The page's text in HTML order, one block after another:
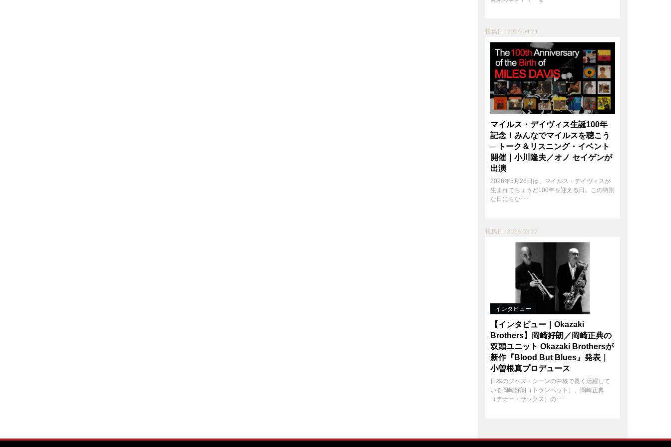
投稿日 : 2026.04.21
マイルス・デイヴィス生誕100年
記念！みんなでマイルスを聴こう
─ トーク＆リスニング・イベント
開催｜小川隆夫／オノ セイゲンが
出演
2026年5月26日は、マイルス・デイヴィスが
生まれてちょうど100年を迎える日。この特別
な日にちな･･･
投稿日 : 2026.03.27
インタビュー
【インタビュー｜Okazaki
Brothers】岡崎好朗／岡崎正典の
双頭ユニット Okazaki Brothersが
新作『Blood But Blues』発表｜
小曽根真プロデュース
日本のジャズ・シーンの中核で長く活躍して
いる岡崎好朗（トランペット）、岡崎正典
（テナー・サックス）の･･･